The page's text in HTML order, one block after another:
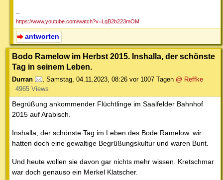
--
https://www.youtube.com/watch?v=LqB2b223mOM
antworten
Bodo Ramelow im Herbst 2015. Inshalla, der schönste
Tag in seinem Leben.
Durran , Samstag, 04.11.2023, 08:26 vor 1007 Tagen @ Reffke
4965 Views
Begrüßung ankommender Flüchtlinge im Saalfelder Bahnhof
2015 auf Arabisch.
Inshalla, der schönste Tag im Leben des Bode Ramelow. wir
hatten doch eine gewaltige Begrüßungskultur und waren Bunt.
Und heute wollen sie davon gar nichts mehr wissen. Kretschmar
war doch genauso ein Merkel Klatscher.